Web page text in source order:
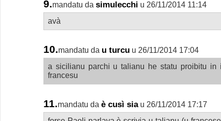
9.mandatu da simulecchi u 26/11/2014 11:14
avà
10.mandatu da u turcu u 26/11/2014 17:04
a sicilianu parchi u talianu he statu proibitu in
francesu
11.mandatu da è cusì sia u 26/11/2014 17:17